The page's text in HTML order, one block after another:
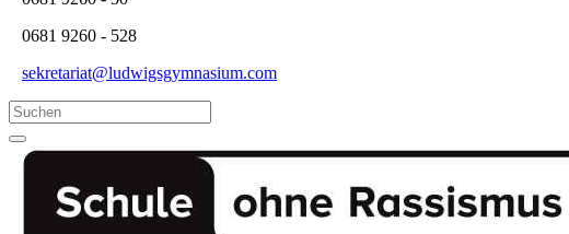
0681 9260 - 528
sekretariat@ludwigsgymnasium.com